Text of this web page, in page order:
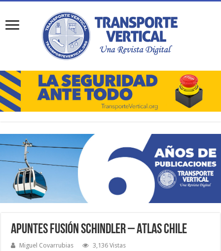
Apuntes Fusión Schindler – Atlas Chile
Miguel Covarrubias 3,136 Vistas